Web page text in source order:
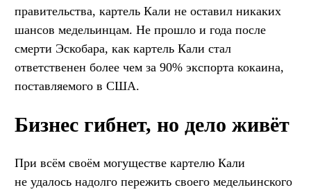
правительства, картель Кали не оставил никаких
шансов медельинцам. Не прошло и года после
смерти Эскобара, как картель Кали стал
ответственен более чем за 90% экспорта кокаина,
поставляемого в США.
Бизнес гибнет, но дело живёт
При всём своём могуществе картелю Кали
не удалось надолго пережить своего медельинского